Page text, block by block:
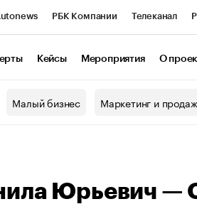
РБК Компании Телеканал
Кейсы Мероприятия О
Малый бизнес Маркетинг и
Юрьевич —